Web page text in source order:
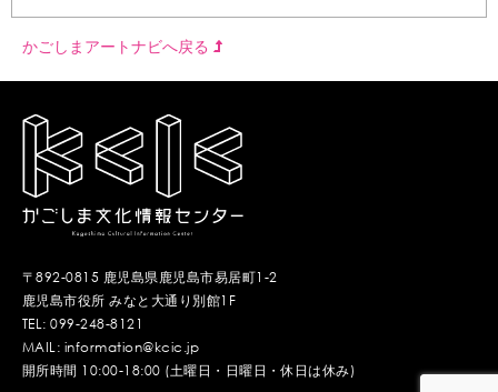
かごしまアートナビへ戻る
〒892-0815 鹿児島県鹿児島市易居町1-2
鹿児島市役所 みなと大通り別館1F
TEL: 099-248-8121
MAIL: information@kcic.jp
開所時間 10:00-18:00 (土曜日・日曜日・休日は休み)